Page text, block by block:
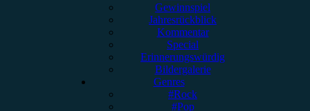
Gewinnspiel
Jahresrückblick
Kommentar
Special
Erinnerungswürdig
Bildergalerie
Genres
#Rock
#Pop